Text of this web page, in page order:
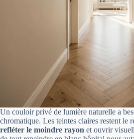
Un couloir privé de lumière naturelle a
chromatique. Les teintes claires restent le
refléter le moindre rayon et ouvrir